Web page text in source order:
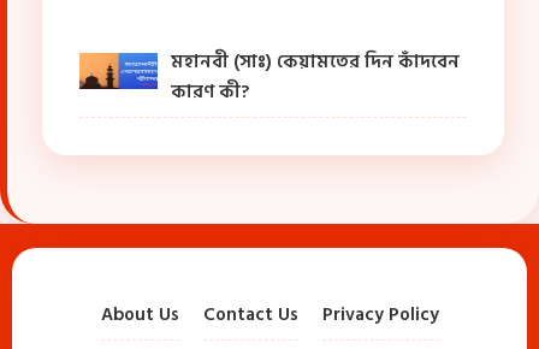
মহানবী (সাঃ) কেয়ামতের দিন কাঁদবেন
কারণ কী?
About Us Contact Us Privacy Policy